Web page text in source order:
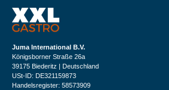
Juma International B.V.
Königsborner Straße 26a
39175 Biederitz | Deutschland
USt-ID: DE321159873
Handelsregister: 58573909